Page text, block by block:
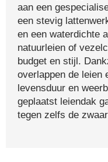
aan een
een stevig
en een waterdichte
natuurleien of
budget en stijl.
overlappen de leien
levensduur en
geplaatst leiendak
tegen zelfs de